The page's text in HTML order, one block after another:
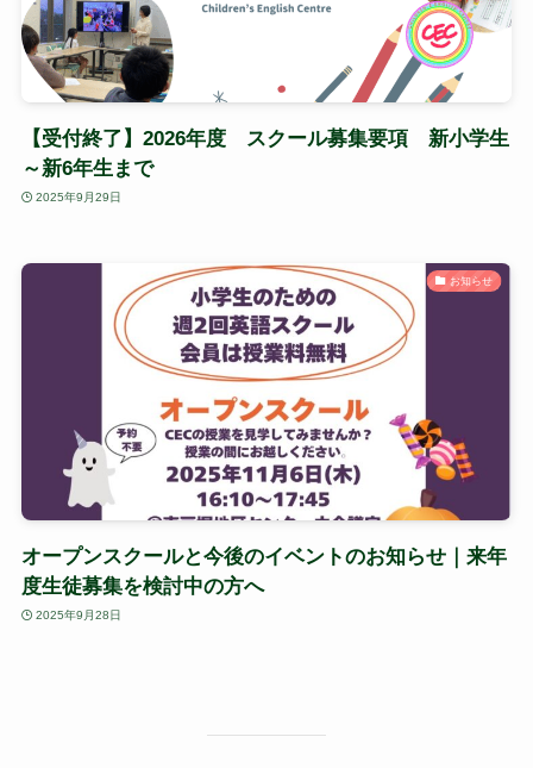
【受付終了】2026年度 スクール募集要項 新小学生
～新6年生まで
2025年9月29日
お知らせ
オープンスクールと今後のイベントのお知らせ｜来年
度生徒募集を検討中の方へ
2025年9月28日